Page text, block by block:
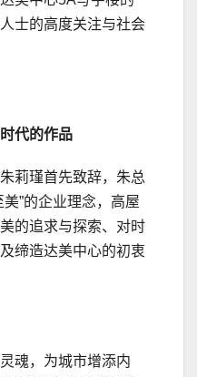
士的高度关注与社会
代的作品
莉瑾首先致辞，朱总
”的企业理念，高屋
的追求与探索、对时
缔造达美中心的初衷
魂，为城市增添内